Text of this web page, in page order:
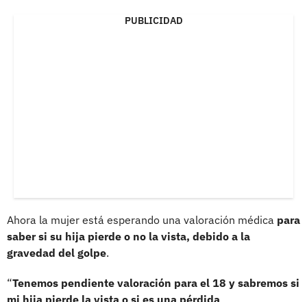
PUBLICIDAD
Ahora la mujer está esperando una valoración médica para
saber si su hija pierde o no la vista, debido a la
gravedad del golpe.
“Tenemos pendiente valoración para el 18 y sabremos si
mi hija pierde la vista o si es una pérdida